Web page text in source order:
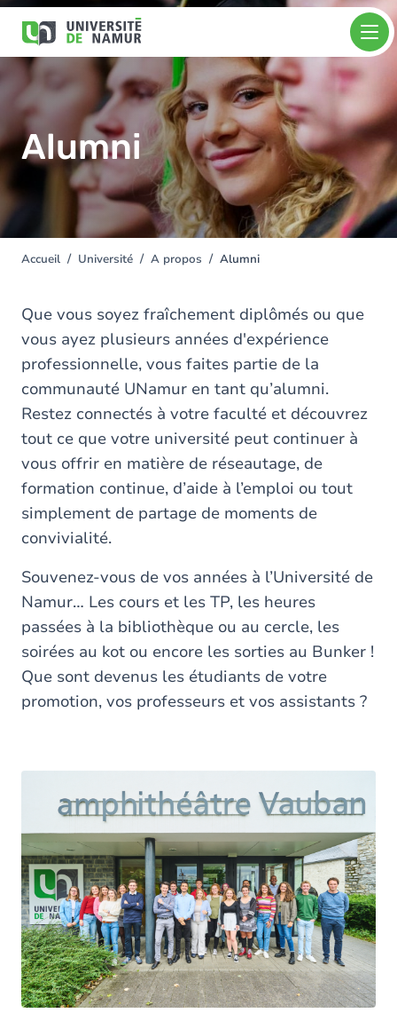
Aller au contenu principal
Aller
contenu
principal
Image
Alumni
You
here
Accueil Université A propos Alumni
Que vous soyez fraîchement diplômés ou que
vous ayez plusieurs années d'expérience
professionnelle, vous faites partie de la
communauté UNamur en tant qu’alumni.
Restez connectés à votre faculté et découvrez
tout ce que votre université peut continuer à
vous offrir en matière de réseautage, de
formation continue, d’aide à l’emploi ou tout
simplement de partage de moments de
convivialité.
Souvenez-vous de vos années à l’Université de
Namur… Les cours et les TP, les heures
passées à la bibliothèque ou au cercle, les
soirées au kot ou encore les sorties au Bunker !
Que sont devenus les étudiants de votre
promotion, vos professeurs et vos assistants ?